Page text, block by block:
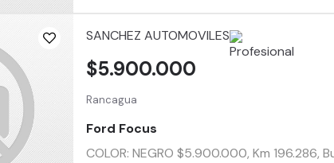
SANCHEZ AUTOMOVILES
Rancagua
Ford Focus
COLOR: NEGRO $5.900.000, Km
$5.900.000